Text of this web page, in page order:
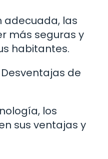
adecuada, las
más seguras y
habitantes.
de
los
sus ventajas y